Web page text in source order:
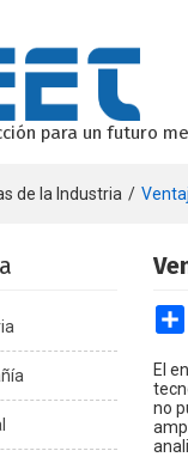
para un futuro
de la Industria /
El
no